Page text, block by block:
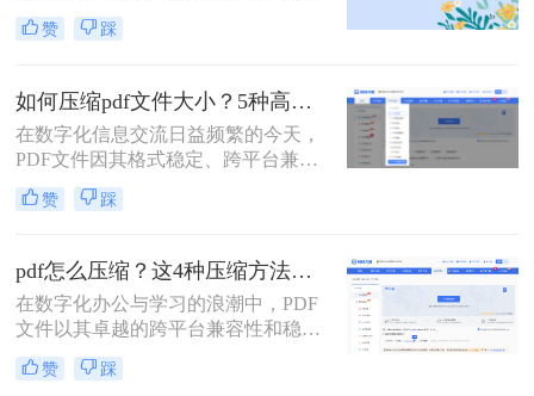
合。然而，过大的PDF文件可能会给
传输和存储带来不便。那么如何免费
压缩PDF文件的方法，帮助您轻松解
决PDF文件过大的问题。
赞 踩
如何压缩pdf文件大小？5种高效压缩全面解析！
在数字化信息交流日益频繁的今天，
PDF文件因其格式稳定、跨平台兼容
的特性而成为文档分发的首选。然
而，过大的PDF文件常常带来诸多不
统响应、导致电子邮件附件发送失败
或严重影响网络传输与下载效率。因
此，掌握高效、可靠的pdf压缩技术，
对于提升个人与团队的工作效率至关
重要。那么如何压缩pdf文件大小呢？
本文将深入探讨多种主流且高效的
赞 踩
pdf怎么压缩？这4种压缩方法助您pdf文件“瘦身”！
在数字化办公与学习的浪潮中，PDF
文件以其卓越的跨平台兼容性和稳定
的格式呈现，成为了我们日常工作、
学习和交流中不可或缺的载体。然
赞 踩